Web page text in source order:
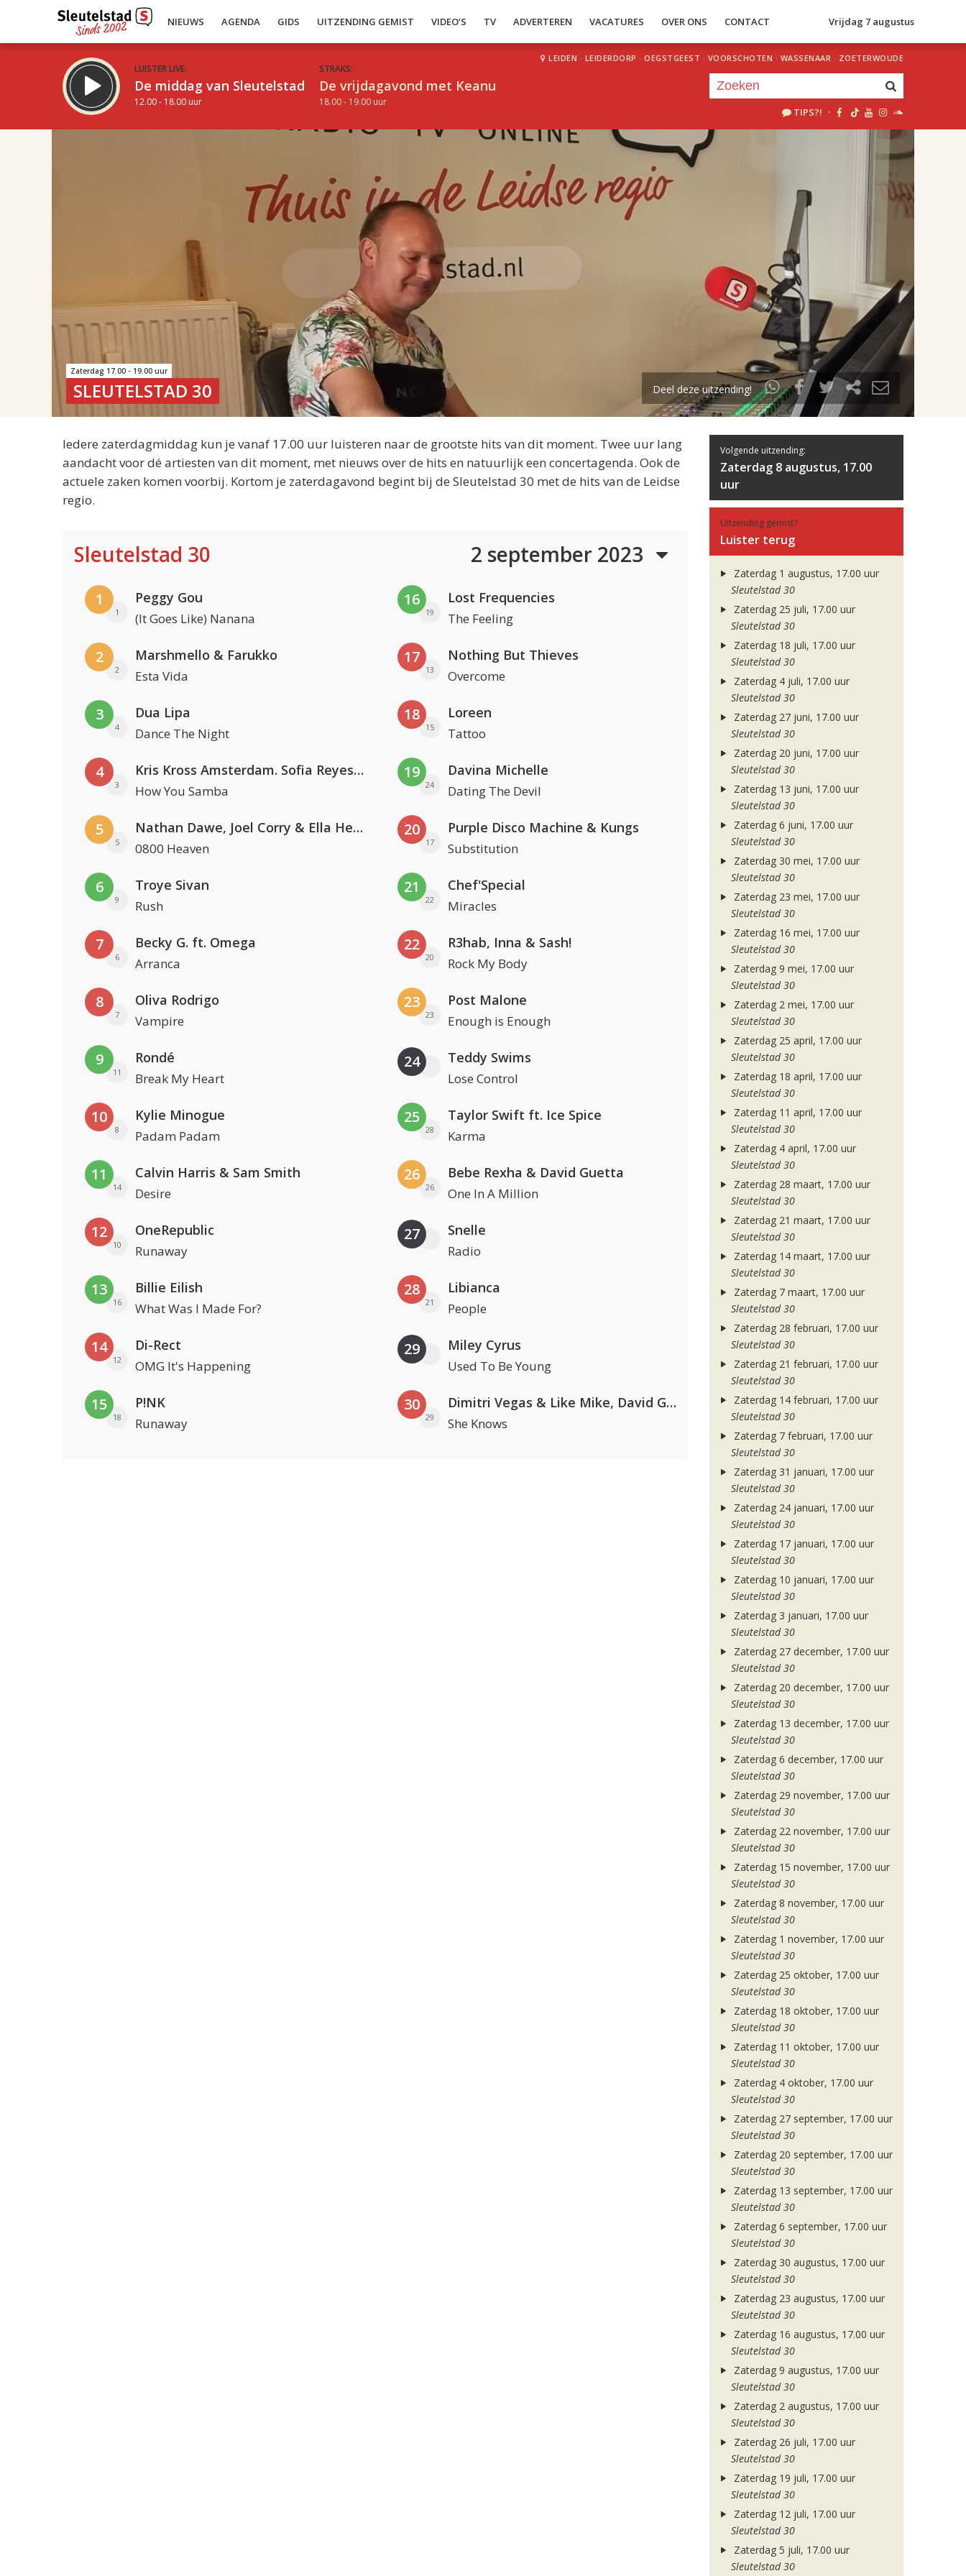
NIEUWS AGENDA GIDS UITZENDING GEMIST VIDEO’S TV ADVERTEREN VACATURES OVER ONS CONTACT Vrijdag 7 augustus
LUISTER LIVE:
De middag van Sleutelstad
12.00 - 18.00 uur
STRAKS:
De vrijdagavond met Keanu
18.00 - 19.00 uur
LEIDEN · LEIDERDORP · OEGSTGEEST · VOORSCHOTEN · WASSENAAR · ZOETERWOUDE
TIPS?! ·
uur 1 van 2
Volgend uur
Zaterdag 17.00 - 19.00 uur
SLEUTELSTAD 30 Deel deze uitzending!
Iedere zaterdagmiddag kun je vanaf 17.00 uur luisteren naar de grootste hits van dit moment. Twee uur lang
aandacht voor dé artiesten van dit moment, met nieuws over de hits en natuurlijk een concertagenda. Ook de
actuele zaken komen voorbij. Kortom je zaterdagavond begint bij de Sleutelstad 30 met de hits van de Leidse
regio.
Sleutelstad 30 2 september 2023
1
1
Peggy Gou
(It Goes Like) Nanana
2
2
Marshmello & Farukko
Esta Vida
3
4
Dua Lipa
Dance The Night
4
3
Kris Kross Amsterdam. Sofia Reyes & Tinie Tempah
How You Samba
5
5
Nathan Dawe, Joel Corry & Ella Henderson
0800 Heaven
6
9
Troye Sivan
Rush
7
6
Becky G. ft. Omega
Arranca
8
7
Oliva Rodrigo
Vampire
9
11
Rondé
Break My Heart
10
8
Kylie Minogue
Padam Padam
11
14
Calvin Harris & Sam Smith
Desire
12
10
OneRepublic
Runaway
13
16
Billie Eilish
What Was I Made For?
14
12
Di-Rect
OMG It's Happening
15
18
P!NK
Runaway
16
19
Lost Frequencies
The Feeling
17
13
Nothing But Thieves
Overcome
18
15
Loreen
Tattoo
19
24
Davina Michelle
Dating The Devil
20
17
Purple Disco Machine & Kungs
Substitution
21
22
Chef'Special
Miracles
22
20
R3hab, Inna & Sash!
Rock My Body
23
23
Post Malone
Enough is Enough
24 Teddy Swims
Lose Control
25
28
Taylor Swift ft. Ice Spice
Karma
26
26
Bebe Rexha & David Guetta
One In A Million
27 Snelle
Radio
28
21
Libianca
People
29 Miley Cyrus
Used To Be Young
30
29
Dimitri Vegas & Like Mike, David Guetta & Afro Bros ft. Akon
She Knows
Volgende uitzending:
Zaterdag 8 augustus, 17.00
uur
Uitzending gemist?
Luister terug
Zaterdag 1 augustus, 17.00 uur
Sleutelstad 30
Zaterdag 25 juli, 17.00 uur
Sleutelstad 30
Zaterdag 18 juli, 17.00 uur
Sleutelstad 30
Zaterdag 4 juli, 17.00 uur
Sleutelstad 30
Zaterdag 27 juni, 17.00 uur
Sleutelstad 30
Zaterdag 20 juni, 17.00 uur
Sleutelstad 30
Zaterdag 13 juni, 17.00 uur
Sleutelstad 30
Zaterdag 6 juni, 17.00 uur
Sleutelstad 30
Zaterdag 30 mei, 17.00 uur
Sleutelstad 30
Zaterdag 23 mei, 17.00 uur
Sleutelstad 30
Zaterdag 16 mei, 17.00 uur
Sleutelstad 30
Zaterdag 9 mei, 17.00 uur
Sleutelstad 30
Zaterdag 2 mei, 17.00 uur
Sleutelstad 30
Zaterdag 25 april, 17.00 uur
Sleutelstad 30
Zaterdag 18 april, 17.00 uur
Sleutelstad 30
Zaterdag 11 april, 17.00 uur
Sleutelstad 30
Zaterdag 4 april, 17.00 uur
Sleutelstad 30
Zaterdag 28 maart, 17.00 uur
Sleutelstad 30
Zaterdag 21 maart, 17.00 uur
Sleutelstad 30
Zaterdag 14 maart, 17.00 uur
Sleutelstad 30
Zaterdag 7 maart, 17.00 uur
Sleutelstad 30
Zaterdag 28 februari, 17.00 uur
Sleutelstad 30
Zaterdag 21 februari, 17.00 uur
Sleutelstad 30
Zaterdag 14 februari, 17.00 uur
Sleutelstad 30
Zaterdag 7 februari, 17.00 uur
Sleutelstad 30
Zaterdag 31 januari, 17.00 uur
Sleutelstad 30
Zaterdag 24 januari, 17.00 uur
Sleutelstad 30
Zaterdag 17 januari, 17.00 uur
Sleutelstad 30
Zaterdag 10 januari, 17.00 uur
Sleutelstad 30
Zaterdag 3 januari, 17.00 uur
Sleutelstad 30
Zaterdag 27 december, 17.00 uur
Sleutelstad 30
Zaterdag 20 december, 17.00 uur
Sleutelstad 30
Zaterdag 13 december, 17.00 uur
Sleutelstad 30
Zaterdag 6 december, 17.00 uur
Sleutelstad 30
Zaterdag 29 november, 17.00 uur
Sleutelstad 30
Zaterdag 22 november, 17.00 uur
Sleutelstad 30
Zaterdag 15 november, 17.00 uur
Sleutelstad 30
Zaterdag 8 november, 17.00 uur
Sleutelstad 30
Zaterdag 1 november, 17.00 uur
Sleutelstad 30
Zaterdag 25 oktober, 17.00 uur
Sleutelstad 30
Zaterdag 18 oktober, 17.00 uur
Sleutelstad 30
Zaterdag 11 oktober, 17.00 uur
Sleutelstad 30
Zaterdag 4 oktober, 17.00 uur
Sleutelstad 30
Zaterdag 27 september, 17.00 uur
Sleutelstad 30
Zaterdag 20 september, 17.00 uur
Sleutelstad 30
Zaterdag 13 september, 17.00 uur
Sleutelstad 30
Zaterdag 6 september, 17.00 uur
Sleutelstad 30
Zaterdag 30 augustus, 17.00 uur
Sleutelstad 30
Zaterdag 23 augustus, 17.00 uur
Sleutelstad 30
Zaterdag 16 augustus, 17.00 uur
Sleutelstad 30
Zaterdag 9 augustus, 17.00 uur
Sleutelstad 30
Zaterdag 2 augustus, 17.00 uur
Sleutelstad 30
Zaterdag 26 juli, 17.00 uur
Sleutelstad 30
Zaterdag 19 juli, 17.00 uur
Sleutelstad 30
Zaterdag 12 juli, 17.00 uur
Sleutelstad 30
Zaterdag 5 juli, 17.00 uur
Sleutelstad 30